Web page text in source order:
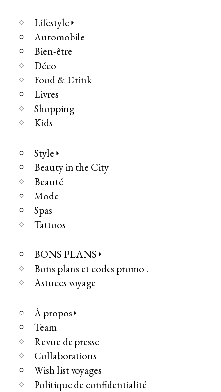
Lifestyle
Automobile
Bien-être
Déco
Food & Drink
Livres
Shopping
Kids
Style
Beauty in the City
Beauté
Mode
Spas
Tattoos
BONS PLANS
Bons plans et codes promo !
Astuces voyage
À propos
Team
Revue de presse
Collaborations
Wish list voyages
Politique de confidentialité